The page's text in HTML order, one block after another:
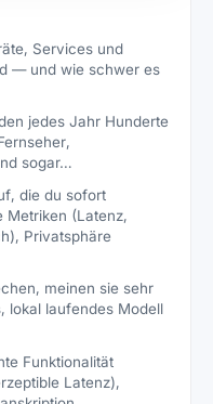
Services und
— und wie schwer es
jedes Jahr Hunderte
sogar…
die du sofort
Metriken (Latenz,
Privatsphäre
meinen sie sehr
lokal laufendes Modell
Funktionalität
Latenz),